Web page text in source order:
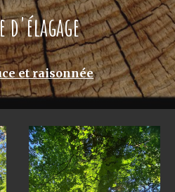
d'élagage
et raisonnée